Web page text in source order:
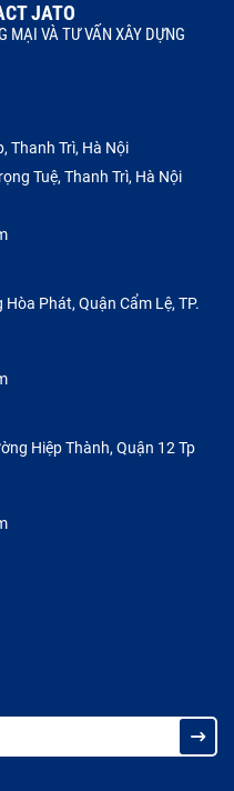
JATO
MẠI VÀ TƯ VẤN XÂY DỰNG
Thanh Trì, Hà Nội
Tuệ, Thanh Trì, Hà Nội
Phát, Quận Cẩm Lệ, TP.
Hiệp Thành, Quận 12 Tp